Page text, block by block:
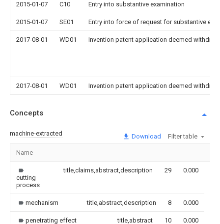
2015-01-07 C10 Entry into substantive examination
2015-01-07 SE01 Entry into force of request for substantive
2017-08-01 WD01 Invention patent application deemed
2017-08-01 WD01 Invention patent application deemed
Concepts
machine-extracted Download Filter table
Name
cutting
process
title,claims,abstract,description 29 0.000
mechanism title,abstract,description 8 0.000
penetrating effect title,abstract 10 0.000